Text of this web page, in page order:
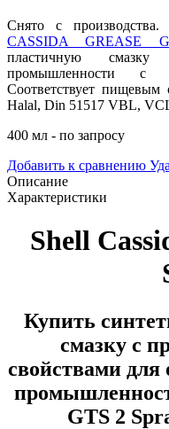
Снято с
CASSIDA GREASE
пластичную
промышленности с
Соответствует
Halal, Din 51517 VBL,
400 мл - по запросу
Добавить к сравнению
Описание
Характеристики
Shell
Купить
смазку с
свойствами для
GTS 2